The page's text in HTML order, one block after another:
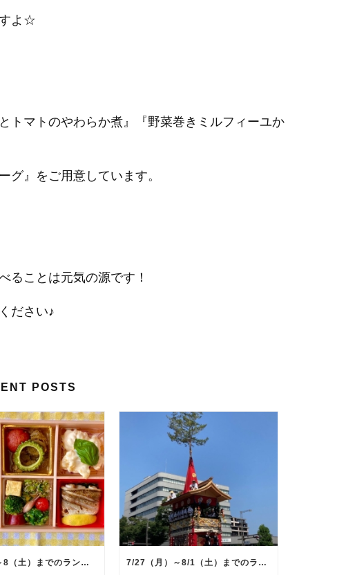
すよ☆
トマトのやわらか煮』『野菜巻きミルフィーユか
グ』をご用意しています。
ることは元気の源です！
ださい♪
POSTS
8/3（月）～8（土）までのランチタイム限定日替り弁当のメインメニュー 7/27（月）～8/1（土）までのランチタイム限定日替り弁当のメインメニュー